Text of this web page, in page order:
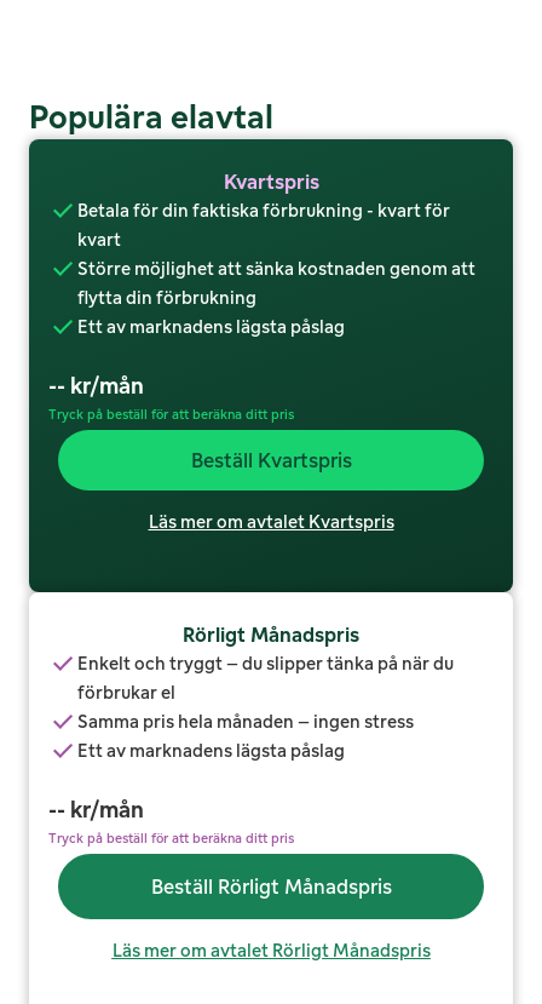
Populära elavtal
Kvartspris
Betala för din faktiska förbrukning - kvart för
kvart
Större möjlighet att sänka kostnaden genom att
flytta din förbrukning
Ett av marknadens lägsta påslag
-- kr/mån
Tryck på beställ för att beräkna ditt pris
Beställ Kvartspris
Läs mer om avtalet Kvartspris
Rörligt Månadspris
Enkelt och tryggt – du slipper tänka på när du
förbrukar el
Samma pris hela månaden – ingen stress
Ett av marknadens lägsta påslag
-- kr/mån
Tryck på beställ för att beräkna ditt pris
Beställ Rörligt Månadspris
Läs mer om avtalet Rörligt Månadspris